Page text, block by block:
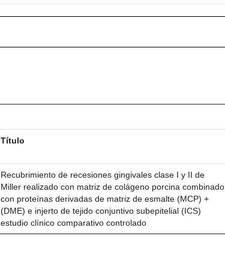
Título
Recubrimiento de recesiones gingivales clase I y II de
Miller realizado con matriz de colágeno porcina combinado
con proteínas derivadas de matriz de esmalte (MCP) +
(DME) e injerto de tejido conjuntivo subepitelial (ICS)
estudio clínico comparativo controlado